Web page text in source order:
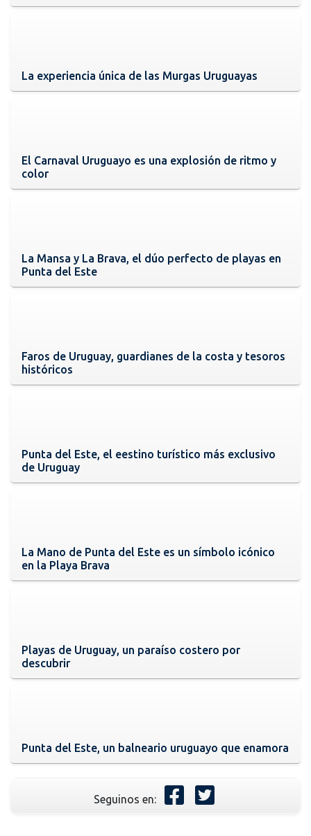
La experiencia única de las Murgas Uruguayas
El Carnaval Uruguayo es una explosión de ritmo y
color
La Mansa y La Brava, el dúo perfecto de playas en
Punta del Este
Faros de Uruguay, guardianes de la costa y tesoros
históricos
Punta del Este, el eestino turístico más exclusivo
de Uruguay
La Mano de Punta del Este es un símbolo icónico
en la Playa Brava
Playas de Uruguay, un paraíso costero por
descubrir
Punta del Este, un balneario uruguayo que enamora
Seguinos en: